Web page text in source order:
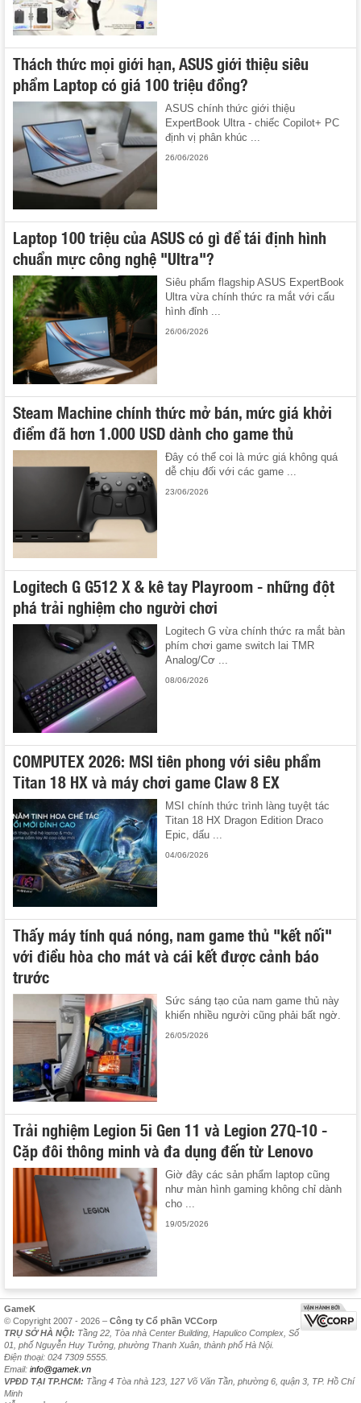
Thách thức mọi giới hạn, ASUS giới thiệu siêu
phẩm Laptop có giá 100 triệu đồng?
ASUS chính thức giới thiệu
ExpertBook Ultra - chiếc Copilot+ PC
định vị phân khúc ...
26/06/2026
Laptop 100 triệu của ASUS có gì để tái định hình
chuẩn mực công nghệ "Ultra"?
Siêu phẩm flagship ASUS ExpertBook
Ultra vừa chính thức ra mắt với cấu
hình đỉnh ...
26/06/2026
Steam Machine chính thức mở bán, mức giá khởi
điểm đã hơn 1.000 USD dành cho game thủ
Đây có thể coi là mức giá không quá
dễ chịu đối với các game ...
23/06/2026
Logitech G G512 X & kê tay Playroom - những đột
phá trải nghiệm cho người chơi
Logitech G vừa chính thức ra mắt bàn
phím chơi game switch lai TMR
Analog/Cơ ...
08/06/2026
COMPUTEX 2026: MSI tiên phong với siêu phẩm
Titan 18 HX và máy chơi game Claw 8 EX
MSI chính thức trình làng tuyệt tác
Titan 18 HX Dragon Edition Draco
Epic, dấu ...
04/06/2026
Thấy máy tính quá nóng, nam game thủ "kết nối"
với điều hòa cho mát và cái kết được cảnh báo
trước
Sức sáng tạo của nam game thủ này
khiến nhiều người cũng phải bất ngờ.
26/05/2026
Trải nghiệm Legion 5i Gen 11 và Legion 27Q-10 -
Cặp đôi thông minh và đa dụng đến từ Lenovo
Giờ đây các sản phẩm laptop cũng
như màn hình gaming không chỉ dành
cho ...
19/05/2026
GameK
© Copyright 2007 - 2026 – Công ty Cổ phần VCCorp
TRỤ SỞ HÀ NỘI: Tầng 22, Tòa nhà Center Building, Hapulico Complex, Số
01, phố Nguyễn Huy Tưởng, phường Thanh Xuân, thành phố Hà Nội.
Điện thoại: 024 7309 5555.
Email: info@gamek.vn
VPĐD TẠI TP.HCM: Tầng 4 Tòa nhà 123, 127 Võ Văn Tần, phường 6, quận 3, TP. Hồ Chí
Minh